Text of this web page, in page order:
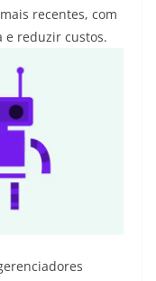
recentes, com
e reduzir custos.